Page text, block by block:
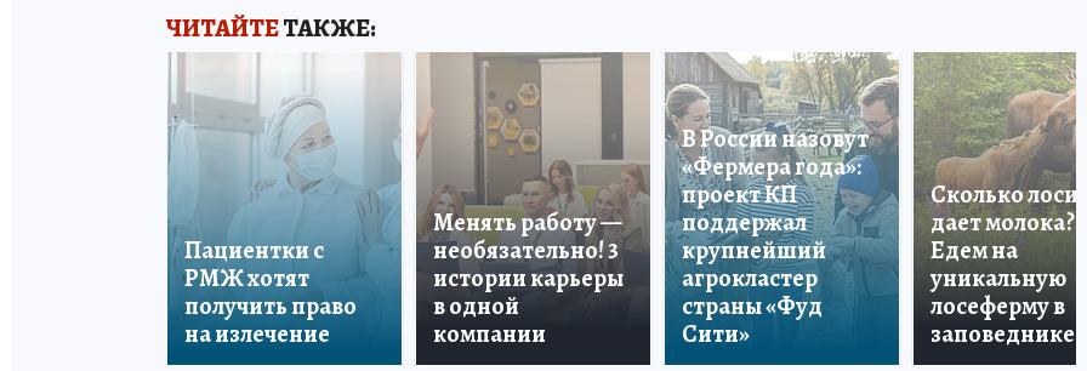
ЧИТАЙТЕТАКЖЕ:
Пациентки с
РМЖ хотят
получить право
на излечение
Менять работу —
необязательно! 3
истории карьеры
в одной
компании
В России назовут
«Фермера года»:
проект КП
поддержал
крупнейший
агрокластер
страны «Фуд
Сити»
Сколько лосиха
дает молока?
Едем на
уникальную
лосеферму в
заповеднике!